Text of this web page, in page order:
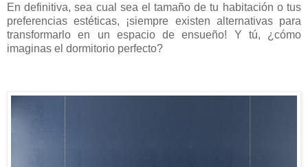
En definitiva, sea cual sea el tamaño de tu habitación o tus
preferencias estéticas, ¡siempre existen alternativas para
transformarlo en un espacio de ensueño! Y tú, ¿cómo
imaginas el dormitorio perfecto?